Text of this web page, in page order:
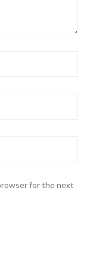
for the next